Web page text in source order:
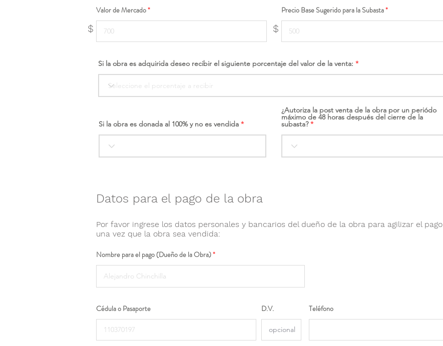
$
Valor de Mercado
$
Precio Base Sugerido para la Subasta
Si la obra es adquirida deseo recibir el siguiente porcentaje del valor de la venta:
Si la obra es donada al 100% y no es vendida
¿Autoriza la post venta de la obra por un periódo
máximo de 48 horas después del cierre de la
subasta?
Datos para el pago de la obra
Por favor ingrese los datos personales y bancarios del dueño de la obra para agilizar el pago
una vez que la obra sea vendida:
Nombre para el pago (Dueño de la Obra)
Cédula o Pasaporte D.V. Teléfono